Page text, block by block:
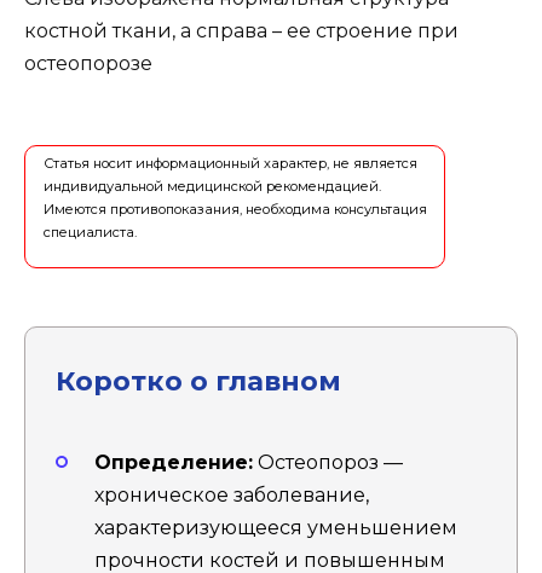
костной ткани, а справа – ее строение при
остеопорозе
Статья носит информационный характер, не является
индивидуальной медицинской рекомендацией.
Имеются противопоказания, необходима консультация
специалиста.
Коротко о главном
Определение: Остеопороз —
хроническое заболевание,
характеризующееся уменьшением
прочности костей и повышенным